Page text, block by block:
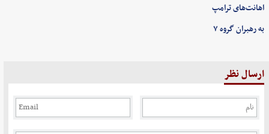
اهانت‌های ترامپ
به رهبران گروه ۷
ارسال نظر